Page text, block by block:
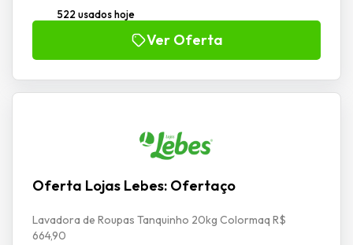
522 usados hoje
Ver Oferta
Oferta Lojas Lebes: Ofertaço
Lavadora de Roupas Tanquinho 20kg Colormaq R$
664,90